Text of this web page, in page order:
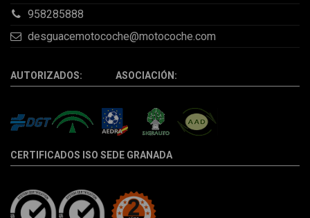
958285888
desguacemotocoche@motocoche.com
AUTORIZADOS: ASOCIACIÓN:
CERTIFICADOS ISO SEDE GRANADA